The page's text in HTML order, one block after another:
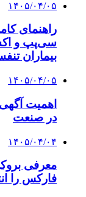
۱۴۰۵/۰۴/۰۵
راهنمای
سی‌پپ و
بیماران
۱۴۰۵/۰۴/۰۵
اهمیت
در صنعت
۱۴۰۵/۰۴/۰۴
معرفی
فارکس را